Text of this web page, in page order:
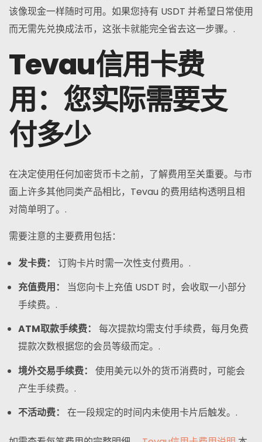
该像现金一样随时可用。如果您持有 USDT 并希望日常使用
而无需先兑换成法币，这张卡就能完全省去这一步骤。.
Tevau信用卡费
用：您实际需要支
付多少
在决定使用任何加密货币卡之前，了解费用至关重要。与市
面上许多其他同类产品相比，Tevau 的费用结构透明且相
对简单明了。.
需要注意的主要费用包括：
发卡费：
订购卡片时需一次性支付费用。.
充值费用：
当您向卡上充值 USDT 时，会收取一小部分
手续费。.
ATM取款手续费：
每次提款均需支付手续费，每月免费
提款次数根据您的会员等级而定。.
境外交易手续费：
使用美元以外的货币消费时，可能会
产生手续费。.
不活动费：
在一段规定的时间内未使用卡片后触发。.